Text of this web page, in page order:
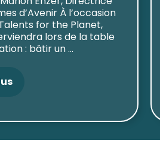
d’Avenir À l’occasion
for the Planet,
lors de la table
: bâtir un ...